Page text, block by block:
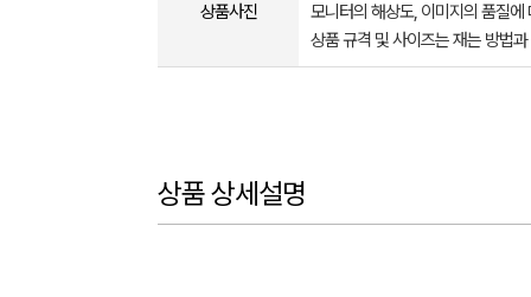
상품사진
모니터의 해상도, 이미지의 품질
상품 규격 및 사이즈는 재는 방법
상품 상세설명